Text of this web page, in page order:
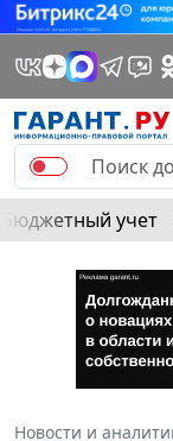
Бюджетный учет
Новости и